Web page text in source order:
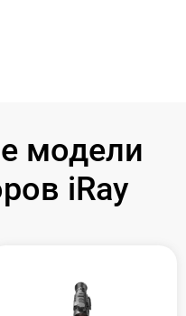
модели
iRay